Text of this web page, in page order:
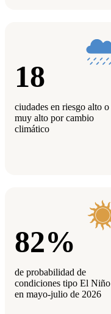
18
ciudades en riesgo alto o
muy alto por cambio
climático
82%
de probabilidad de
condiciones tipo El Niño
en mayo-julio de 2026